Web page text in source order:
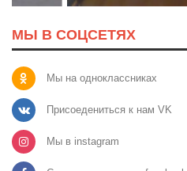
МЫ В СОЦСЕТЯХ
Мы на одноклассниках
Присоедениться к нам VK
Мы в instagram